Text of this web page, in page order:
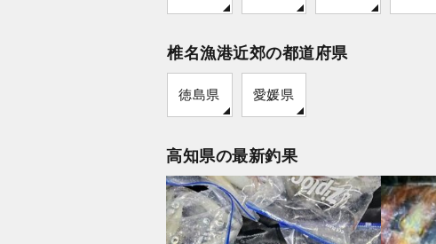
椎名漁港近郊の都道府県
徳島県 愛媛県
高知県の最新釣果